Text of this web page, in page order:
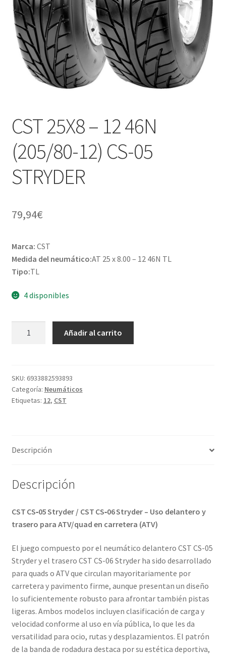
CST 25X8 – 12 46N
(205/80-12) CS-05
STRYDER
79,94€
Marca: CST
Medida del neumático:AT 25 x 8.00 – 12 46N TL
Tipo:TL
4 disponibles
46N
(205/80-
12)
cantidad
Añadir al carrito
SKU: 6933882593893
Categoría: Neumáticos
Etiquetas: 12, CST
Descripción
Descripción
CST CS‑05 Stryder / CST CS‑06 Stryder – Uso delantero y
trasero para ATV/quad en carretera (ATV)
El juego compuesto por el neumático delantero CST CS-05
Stryder y el trasero CST CS-06 Stryder ha sido desarrollado
para quads o ATV que circulan mayoritariamente por
carretera y pavimento firme, aunque presentan un diseño
lo suficientemente robusto para afrontar también pistas
ligeras. Ambos modelos incluyen clasificación de carga y
velocidad conforme al uso en vía pública, lo que les da
versatilidad para ocio, rutas y desplazamientos. El patrón
de la banda de rodadura destaca por su estética deportiva,